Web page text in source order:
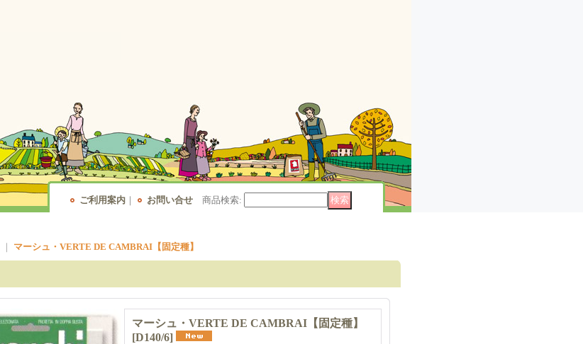
ご利用案内 ｜ お問い合せ 商品検索:
マーシュ・VERTE DE CAMBRAI【固定種】
マーシュ・VERTE DE CAMBRAI【固定種】
[D140/6]